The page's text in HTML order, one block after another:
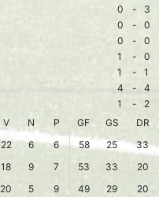
0 -
3
0 -
0
0 -
0
1 -
0
1 -
1
4 -
4
1 -
2
V N P GF GS
DR
22 6 6 58 25
33
18 9 7 53 33
20
20 5 9 49 29
20